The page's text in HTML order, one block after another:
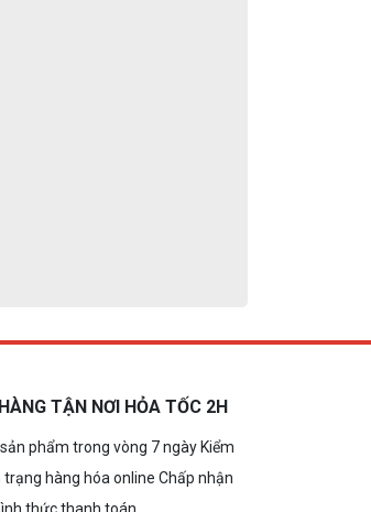
TẬN NƠI HỎA TỐC 2H
phẩm trong vòng 7 ngày Kiểm
hàng hóa online Chấp nhận